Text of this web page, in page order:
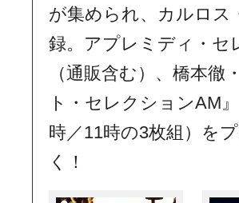
が集められ、カルロス
録。アプレミディ・セ
（通販含む）、橋本
ト・セレクションAM
時／11時の3枚組）を
く！